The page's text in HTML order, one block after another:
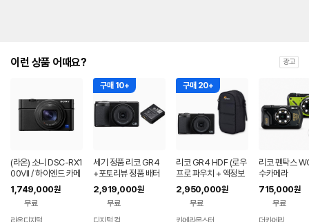
이런 상품 어때요? 광고
(라온) 소니 DSC-RX1
00VII / 하이엔드 카메
라 새상품 RX100M7
1,749,000원
무료
구매 10+
세기 정품 리코 GR4
+포토리뷰 정품 배터
리 (세기몰 정품보유)
2,919,000원
무료
구매 20+
리코 GR4 HDF (로우
프로 파우치 + 액정보
호필름+ 리더기 포함)
2,950,000원
무료
리코 펜탁스
수카메라
715,000원
무료